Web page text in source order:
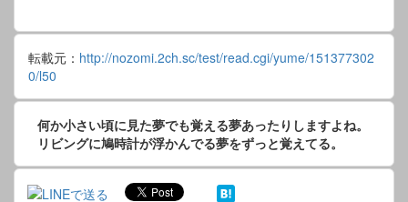
転載元： http://nozomi.2ch.sc/test/read.cgi/yume/151377302
0/l50
何か小さい頃に見た夢でも覚える夢あったりしますよね。
リビングに鳩時計が浮かんでる夢をずっと覚えてる。